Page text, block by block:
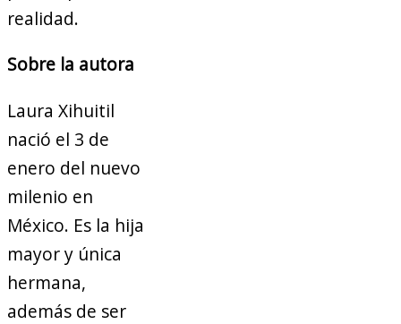
realidad.
Sobre la autora
Laura Xihuitil
nació el 3 de
enero del nuevo
milenio en
México. Es la hija
mayor y única
hermana,
además de ser